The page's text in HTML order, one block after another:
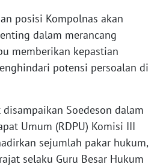
posisi Kompolnas akan
dalam merancang
memberikan kepastian
potensi persoalan di
disampaikan Soedeson dalam
Umum (RDPU) Komisi III
sejumlah pakar hukum,
selaku Guru Besar Hukum